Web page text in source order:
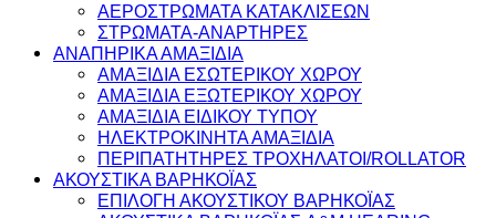
ΑΕΡΟΣΤΡΩΜΑΤΑ ΚΑΤΑΚΛΙΣΕΩΝ
ΣΤΡΩΜΑΤΑ-ΑΝΑΡΤΗΡΕΣ
ΑΝΑΠΗΡΙΚΑ ΑΜΑΞΙΔΙΑ
ΑΜΑΞΙΔΙΑ ΕΣΩΤΕΡΙΚΟΥ ΧΩΡΟΥ
ΑΜΑΞΙΔΙΑ ΕΞΩΤΕΡΙΚΟΥ ΧΩΡΟΥ
ΑΜΑΞΙΔΙΑ ΕΙΔΙΚΟΥ ΤΥΠΟΥ
ΗΛΕΚΤΡΟΚΙΝΗΤΑ ΑΜΑΞΙΔΙΑ
ΠΕΡΙΠΑΤΗΤΗΡΕΣ ΤΡΟΧΗΛΑΤΟΙ/ROLLATOR
ΑΚΟΥΣΤΙΚΑ ΒΑΡΗΚΟΪΑΣ
ΕΠΙΛΟΓΗ ΑΚΟΥΣΤΙΚΟΥ ΒΑΡΗΚΟΪΑΣ